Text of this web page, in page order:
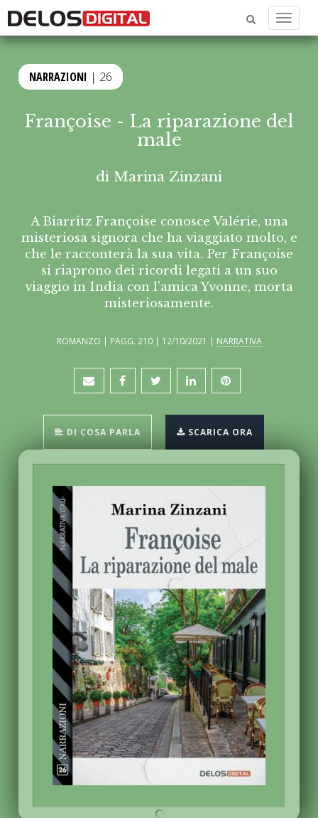
Menu
NARRAZIONI | 26
Françoise - La riparazione del
male
di Marina Zinzani
A Biarritz Françoise conosce Valérie, una
misteriosa signora che ha viaggiato molto, e
che le racconterà la sua vita. Per Françoise
si riaprono dei ricordi legati a un suo
viaggio in India con l'amica Yvonne, morta
misteriosamente.
ROMANZO | PAGG. 210 | 12/10/2021 | NARRATIVA
DI COSA PARLA SCARICA ORA